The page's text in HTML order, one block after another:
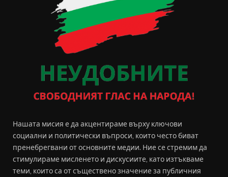
Нашата мисия е да акцентираме върху ключови
социални и политически въпроси, които често биват
пренебрегвани от основните медии. Ние се стремим да
стимулираме мисленето и дискусиите, като изтъкваме
теми, които са от съществено значение за публичния